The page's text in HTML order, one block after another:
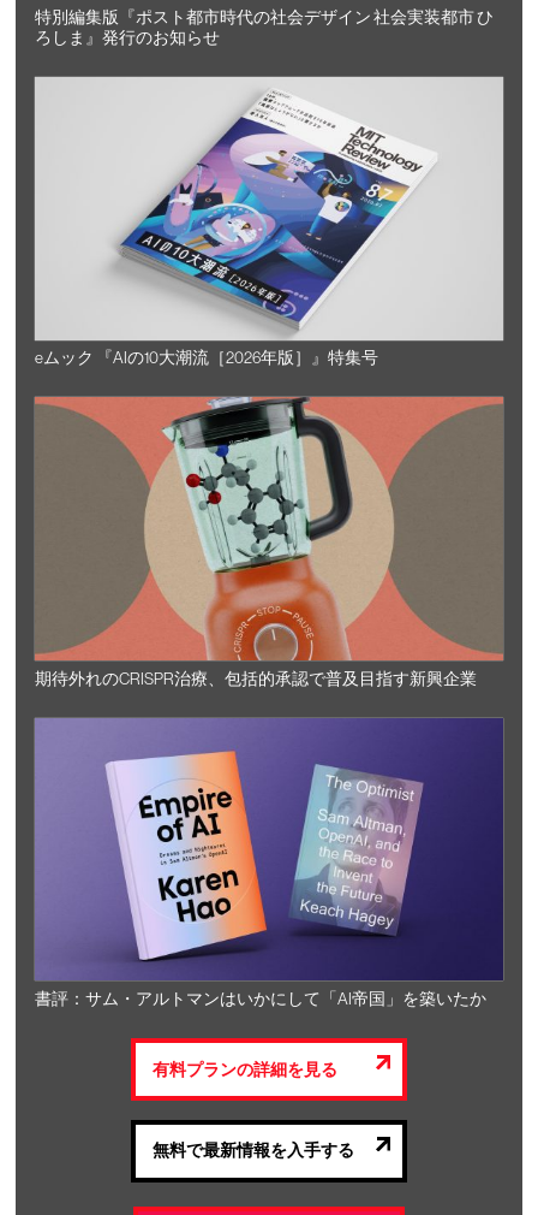
特別編集版『ポスト都市時代の社会デザイン 社会実装都市 ひ
ろしま』発行のお知らせ
eムック 『AIの10大潮流［2026年版］』特集号
期待外れのCRISPR治療、包括的承認で普及目指す新興企業
書評：サム・アルトマンはいかにして「AI帝国」を築いたか
有料プランの詳細を見る
無料で最新情報を入手する